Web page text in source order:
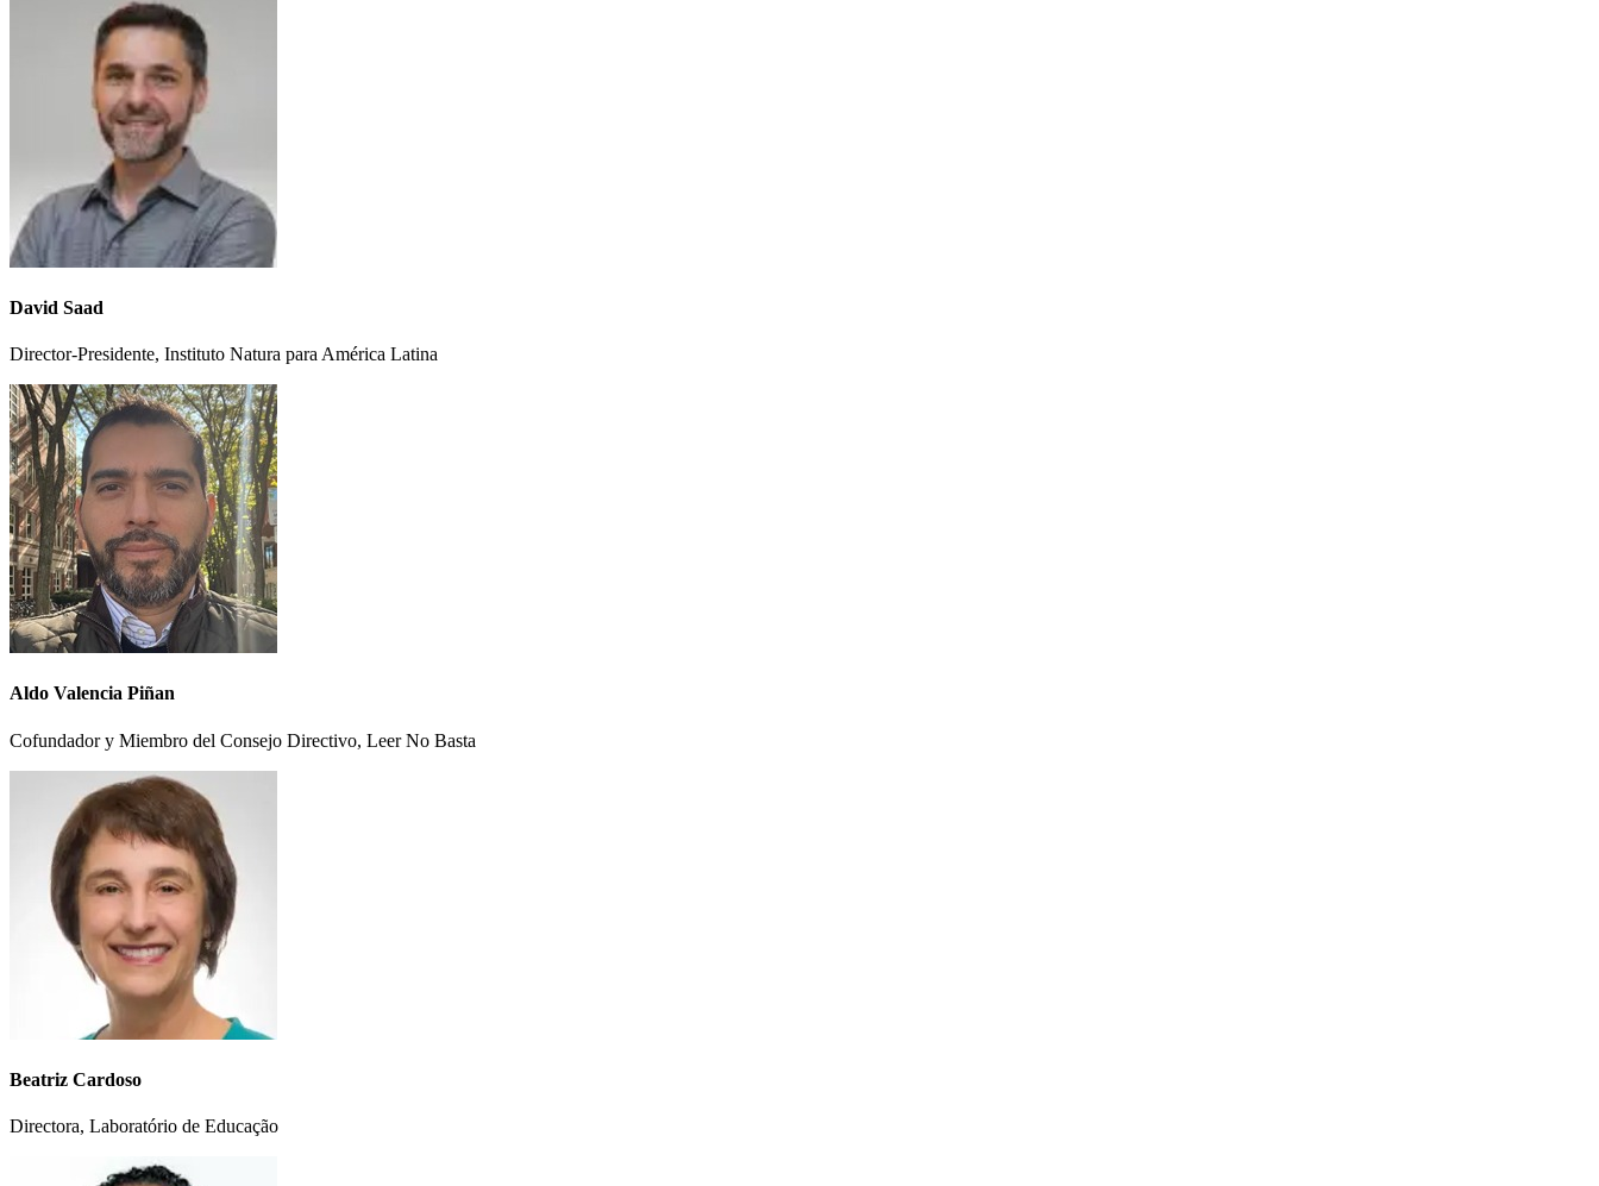
David Saad
Director-Presidente, Instituto Natura para América Latina
Aldo Valencia Piñan
Cofundador y Miembro del Consejo Directivo, Leer No Basta
Beatriz Cardoso
Directora, Laboratório de Educação